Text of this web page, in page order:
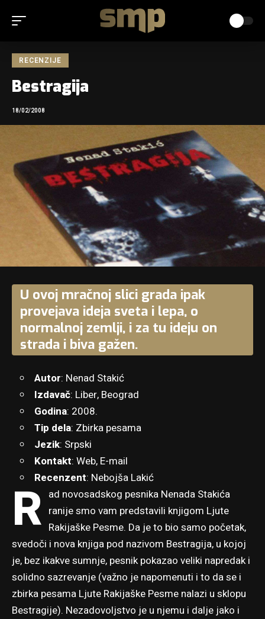
RECENZIJE
Bestragija
18/02/2008
U ovoj mračnoj slici grada ipak
provejava ideja sveta i lepa, o
normalnoj zemlji, i za tu ideju on
strada i biva gažen.
Autor: Nenad Stakić
Izdavač: Liber, Beograd
Godina: 2008.
Tip dela: Zbirka pesama
Jezik: Srpski
Kontakt: Web, E-mail
Recenzent: Nebojša Lakić
R ad novosadskog pesnika Nenada Stakića
ranije smo vam predstavili knjigom Ljute
Rakijaške Pesme. Da je to bio samo početak,
svedoči i nova knjiga pod nazivom Bestragija, u kojoj
je, bez ikakve sumnje, pesnik pokazao veliki napredak i
solidno sazrevanje (važno je napomenuti i to da se i
zbirka pesama Ljute Rakijaške Pesme nalazi u sklopu
Bestragije). Nezadovoljstvo je u njemu i dalje jako i